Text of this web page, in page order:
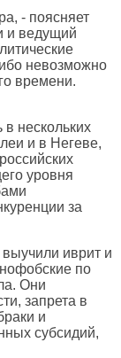
- поясняет
и ведущий
невозможно
времени.
нескольких
и в Негеве,
уровня
за
иврит и
по
Они
запрета в
и
субсидий,